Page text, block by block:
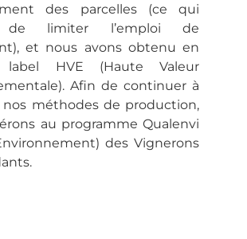
des parcelles (ce qui
de limiter l’emploi de
et nous avons obtenu en
HVE (Haute Valeur
Afin de continuer à
nos méthodes de production,
au programme Qualenvi
des Vignerons